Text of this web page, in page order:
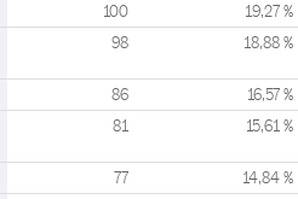
100 19,27 %
98 18,88 %
86 16,57 %
81 15,61 %
77 14,84 %